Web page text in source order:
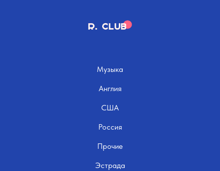
Музыка
Англия
США
Россия
Прочие
Эстрада